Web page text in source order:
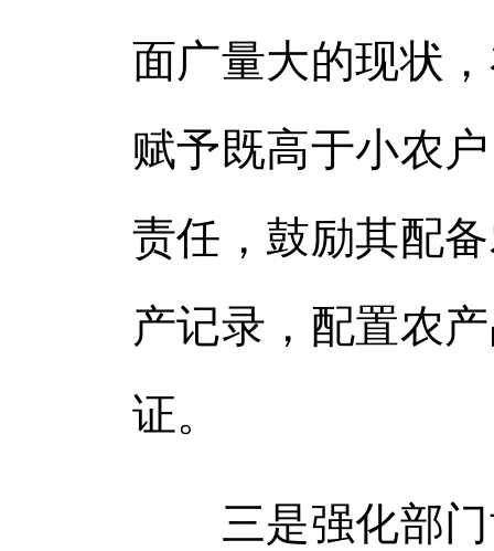
面广量大的现状
赋予既高于小农
责任，鼓励其配
产记录，配置农
证。
三是强化部门